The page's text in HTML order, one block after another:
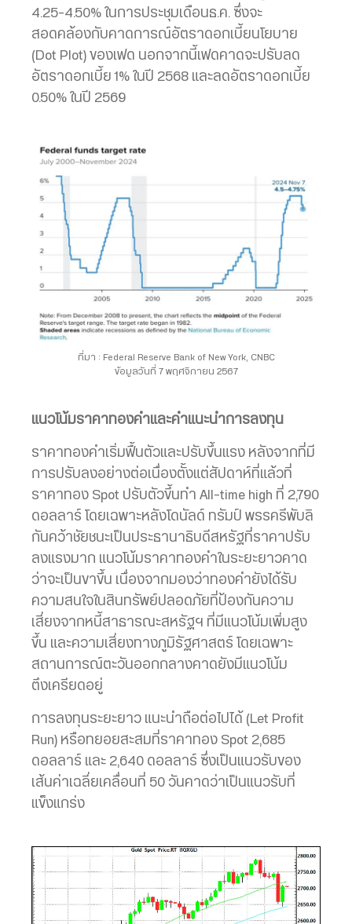
4.25-4.50% ในการประชุมเดือนธ.ค. ซึ่งจะ
สอดคล้องกับคาดการณ์อัตราดอกเบี้ยนโยบาย
(Dot Plot) ของเฟด นอกจากนี้เฟดคาดจะปรับลด
อัตราดอกเบี้ย 1% ในปี 2568 และลดอัตราดอกเบี้ย
0.50% ในปี 2569
ที่มา : Federal Reserve Bank of New York, CNBC
ข้อมูลวันที่ 7 พฤศจิกายน 2567
แนวโน้มราคาทองคำและคำแนะนำการลงทุน
ราคาทองคำเริ่มฟื้นตัวและปรับขึ้นแรง หลังจากที่มี
การปรับลงอย่างต่อเนื่องตั้งแต่สัปดาห์ที่แล้วที่
ราคาทอง Spot ปรับตัวขึ้นทำ All-time high ที่ 2,790
ดอลลาร์ โดยเฉพาะหลังโดนัลด์ ทรัมป์ พรรครีพับลิ
กันคว้าชัยชนะเป็นประธานาธิบดีสหรัฐที่ราคาปรับ
ลงแรงมาก แนวโน้มราคาทองคำในระยะยาวคาด
ว่าจะเป็นขาขึ้น เนื่องจากมองว่าทองคำยังได้รับ
ความสนใจในสินทรัพย์ปลอดภัยที่ป้องกันความ
เสี่ยงจากหนี้สาธารณะสหรัฐฯ ที่มีแนวโน้มเพิ่มสูง
ขึ้น และความเสี่ยงทางภูมิรัฐศาสตร์ โดยเฉพาะ
สถานการณ์ตะวันออกกลางคาดยังมีแนวโน้ม
ตึงเครียดอยู่
การลงทุนระยะยาว แนะนำถือต่อไปได้ (Let Profit
Run) หรือทยอยสะสมที่ราคาทอง Spot 2,685
ดอลลาร์ และ 2,640 ดอลลาร์ ซึ่งเป็นแนวรับของ
เส้นค่าเฉลี่ยเคลื่อนที่ 50 วันคาดว่าเป็นแนวรับที่
แข็งแกร่ง